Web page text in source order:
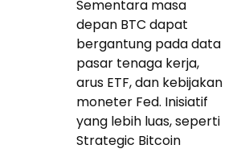
Sementara masa
depan BTC dapat
bergantung pada data
pasar tenaga kerja,
arus ETF, dan kebijakan
moneter Fed. Inisiatif
yang lebih luas, seperti
Strategic Bitcoin